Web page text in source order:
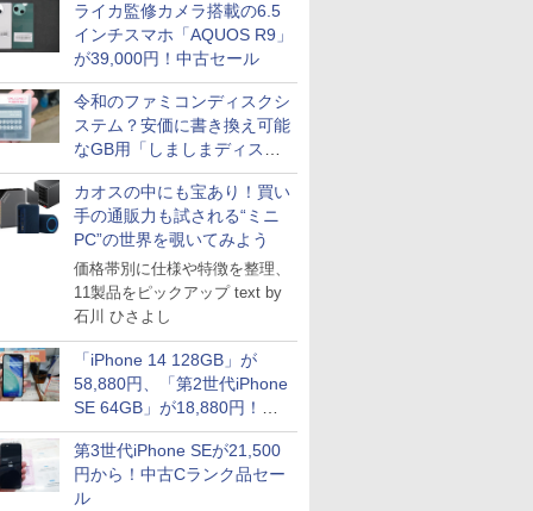
ライカ監修カメラ搭載の6.5
インチスマホ「AQUOS R9」
が39,000円！中古セール
令和のファミコンディスクシ
ステム？安価に書き換え可能
なGB用「しましまディスク
システム」
カオスの中にも宝あり！買い
手の通販力も試される“ミニ
PC”の世界を覗いてみよう
価格帯別に仕様や特徴を整理、
11製品をピックアップ text by
石川 ひさよし
「iPhone 14 128GB」が
58,880円、「第2世代iPhone
SE 64GB」が18,880円！中
古Bランク品セール
第3世代iPhone SEが21,500
円から！中古Cランク品セー
ル